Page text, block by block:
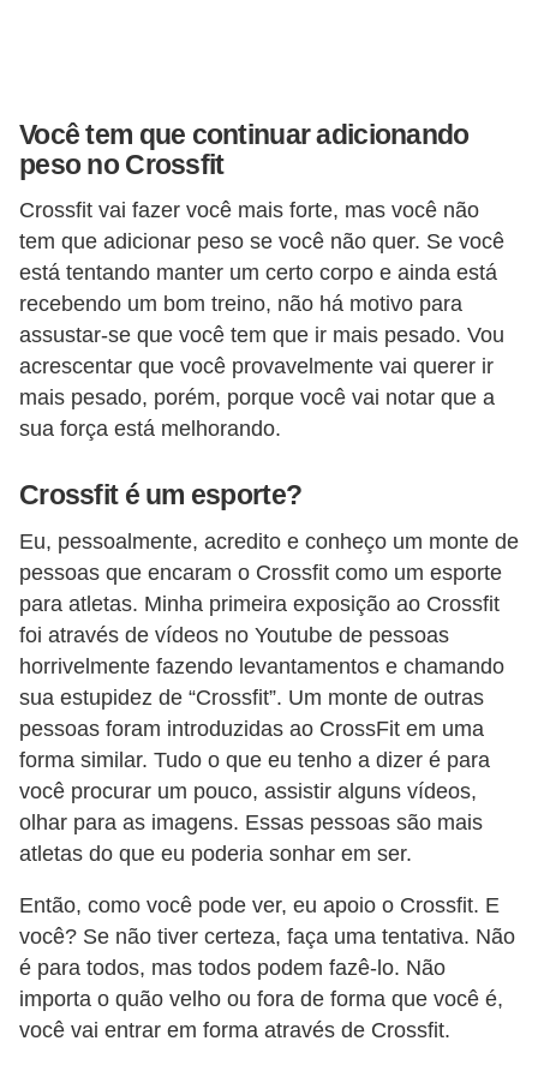
Você tem que continuar adicionando
peso no Crossfit
Crossfit vai fazer você mais forte, mas você não
tem que adicionar peso se você não quer. Se você
está tentando manter um certo corpo e ainda está
recebendo um bom treino, não há motivo para
assustar-se que você tem que ir mais pesado. Vou
acrescentar que você provavelmente vai querer ir
mais pesado, porém, porque você vai notar que a
sua força está melhorando.
Crossfit é um esporte?
Eu, pessoalmente, acredito e conheço um monte de
pessoas que encaram o Crossfit como um esporte
para atletas. Minha primeira exposição ao Crossfit
foi através de vídeos no Youtube de pessoas
horrivelmente fazendo levantamentos e chamando
sua estupidez de “Crossfit”. Um monte de outras
pessoas foram introduzidas ao CrossFit em uma
forma similar. Tudo o que eu tenho a dizer é para
você procurar um pouco, assistir alguns vídeos,
olhar para as imagens. Essas pessoas são mais
atletas do que eu poderia sonhar em ser.
Então, como você pode ver, eu apoio o Crossfit. E
você? Se não tiver certeza, faça uma tentativa. Não
é para todos, mas todos podem fazê-lo. Não
importa o quão velho ou fora de forma que você é,
você vai entrar em forma através de Crossfit.